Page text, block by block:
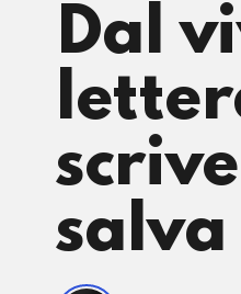
Dal
salva